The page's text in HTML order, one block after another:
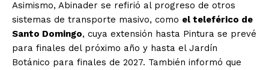
Asimismo, Abinader se refirió al progreso de otros
sistemas de transporte masivo, como el teleférico de
Santo Domingo, cuya extensión hasta Pintura se prevé
para finales del próximo año y hasta el Jardín
Botánico para finales de 2027. También informó que